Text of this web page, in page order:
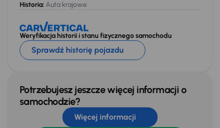
Historia: Auta krajowe
Weryfikacja historii i stanu fizycznego samochodu
Sprawdź historię pojazdu
Potrzebujesz jeszcze więcej informacji o
samochodzie?
Więcej informacji